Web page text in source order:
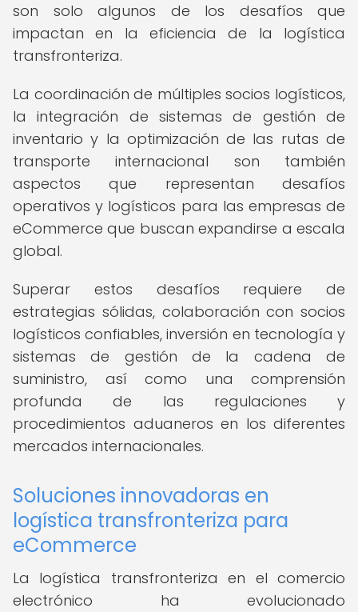
son solo algunos de los desafíos que
impactan en la eficiencia de la logística
transfronteriza.
La coordinación de múltiples socios logísticos,
la integración de sistemas de gestión de
inventario y la optimización de las rutas de
transporte internacional son también
aspectos que representan desafíos
operativos y logísticos para las empresas de
eCommerce que buscan expandirse a escala
global.
Superar estos desafíos requiere de
estrategias sólidas, colaboración con socios
logísticos confiables, inversión en tecnología y
sistemas de gestión de la cadena de
suministro, así como una comprensión
profunda de las regulaciones y
procedimientos aduaneros en los diferentes
mercados internacionales.
Soluciones innovadoras en
logística transfronteriza para
eCommerce
La logística transfronteriza en el comercio
electrónico ha evolucionado